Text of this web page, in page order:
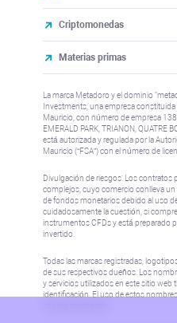
Criptomonedas
Materias primas
La marca Metadoro y el dominio
Investments, una empresa
Mauricio, con número de empresa
EMERALD PARK, TRIANON, QUATRE
está autorizada y regulada por la
Mauricio (“FSA”) con el número de
Divulgación de riesgos: Los contratos
complejos, cuyo comercio conlleva
de fondos monetarios debido al uso
cuidadosamente la cuestión, si
instrumentos CFDs y está preparado
invertido.
Todas las marcas registradas,
de sus respectivos dueños. Los
y servicios utilizados en este sitio web
identificación. El uso de estos